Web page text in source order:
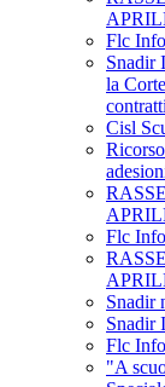
Flc
Snadir
la
Cisl
Flc
Snadir
Snadir
Flc
"A